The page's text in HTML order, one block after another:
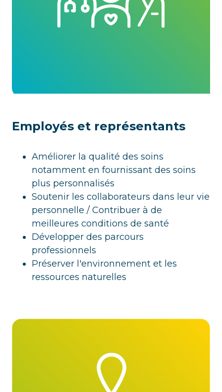
Employés et représentants
Améliorer la qualité des soins
notamment en fournissant des soins
plus personnalisés
Soutenir les collaborateurs dans leur vie
personnelle / Contribuer à de
meilleures conditions de santé
Développer des parcours
professionnels
Préserver l'environnement et les
ressources naturelles